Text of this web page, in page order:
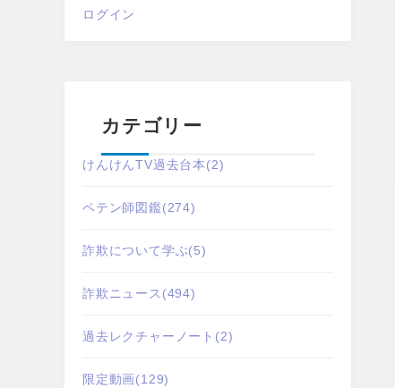
ログイン
カテゴリー
けんけんTV過去台本(2)
ペテン師図鑑(274)
詐欺について学ぶ(5)
詐欺ニュース (494)
過去レクチャーノート (2)
限定動画(129)